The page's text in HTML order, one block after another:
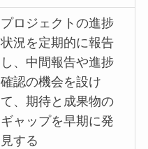
プロジェクトの進捗
状況を定期的に報告
し、中間報告や進捗
確認の機会を設け
て、期待と成果物の
ギャップを早期に発
見する